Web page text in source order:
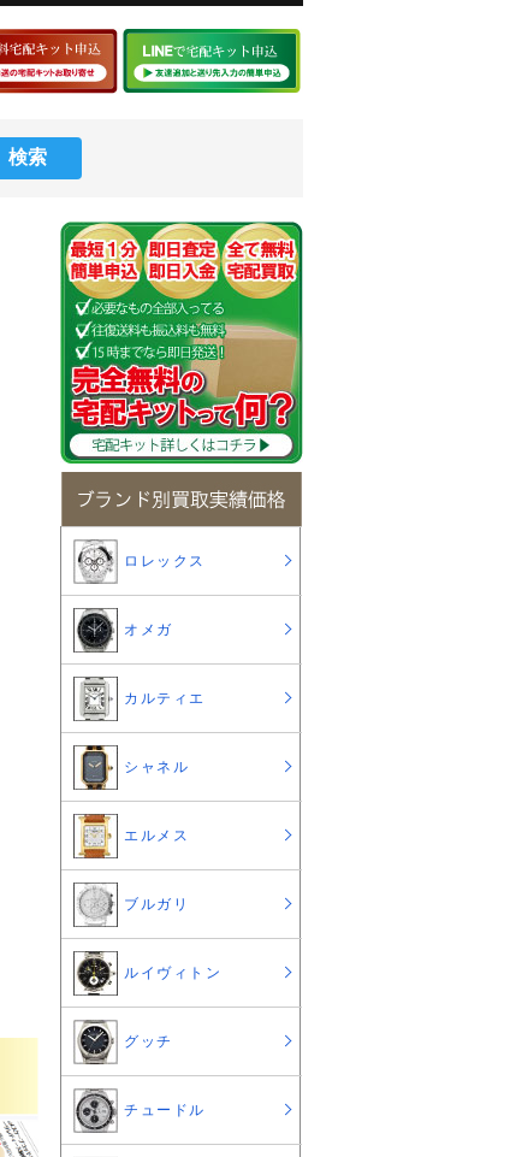
ロレックス
オメガ
カルティエ
シャネル
エルメス
ブルガリ
ルイヴィトン
グッチ
チュードル